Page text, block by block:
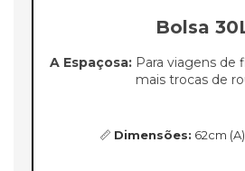
Bolsa
A Espaçosa: Para viagens de
mais trocas de
📏 Dimensões: 62cm